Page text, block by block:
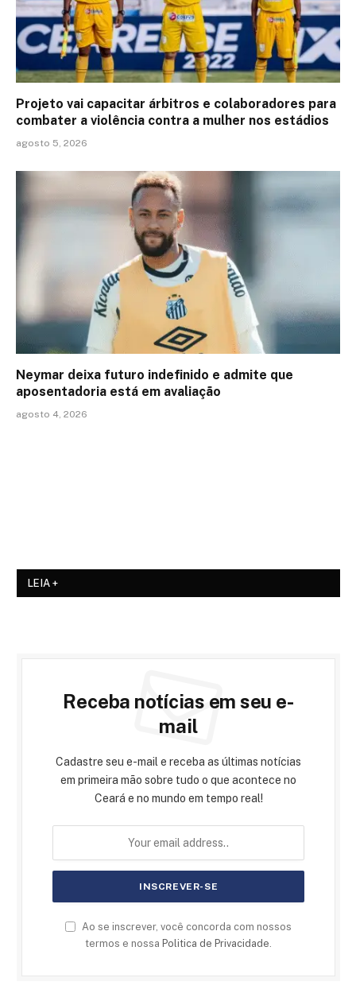
Projeto vai capacitar árbitros e colaboradores para
combater a violência contra a mulher nos estádios
agosto 5, 2026
Neymar deixa futuro indefinido e admite que
aposentadoria está em avaliação
agosto 4, 2026
LEIA +
Receba notícias em seu e-
mail
Cadastre seu e-mail e receba as últimas notícias
em primeira mão sobre tudo o que acontece no
Ceará e no mundo em tempo real!
Ao se inscrever, você concorda com nossos
termos e nossa Politica de Privacidade